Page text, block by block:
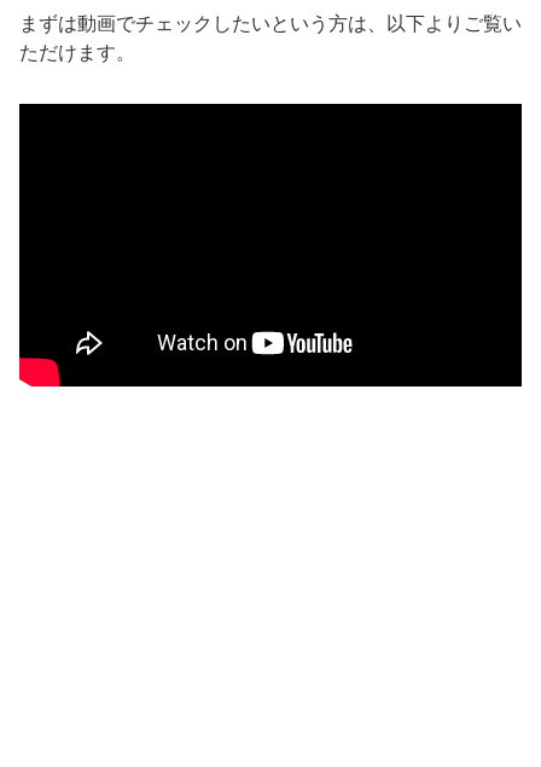
まずは動画でチェックしたいという方は、以下よりご覧い
ただけます。